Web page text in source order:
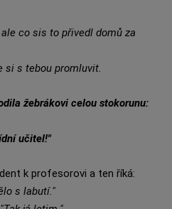
co sis to přivedl domů za
si s tebou promluvit.
žebrákovi celou stokorunu:
učitel!"
k profesorovi a ten říká:
s labutí."